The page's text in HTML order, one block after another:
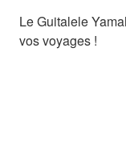
Le Guitalele
vos voyages !